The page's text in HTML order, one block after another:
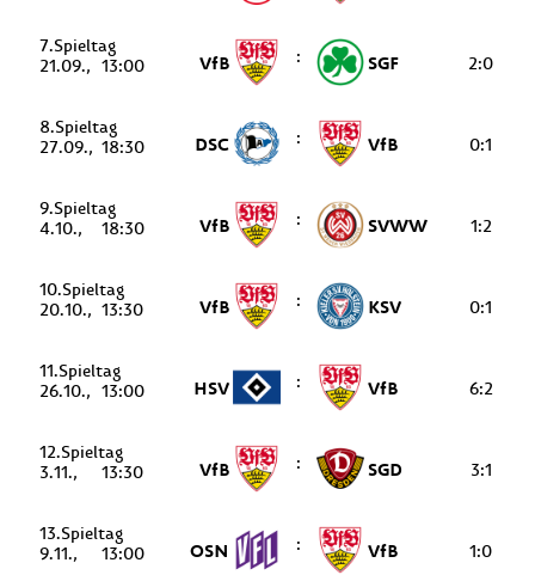
7.
21.09.
13:00 VfB : SGF 2:0
8.
27.09.
18:30 DSC : VfB 0:1
9.
4.10.
18:30 VfB : SVWW 1:2
10.
20.10.
13:30 VfB : KSV 0:1
11.
26.10.
13:00 HSV : VfB 6:2
12.
3.11.
13:30 VfB : SGD 3:1
13.
9.11.
13:00 OSN : VfB 1:0